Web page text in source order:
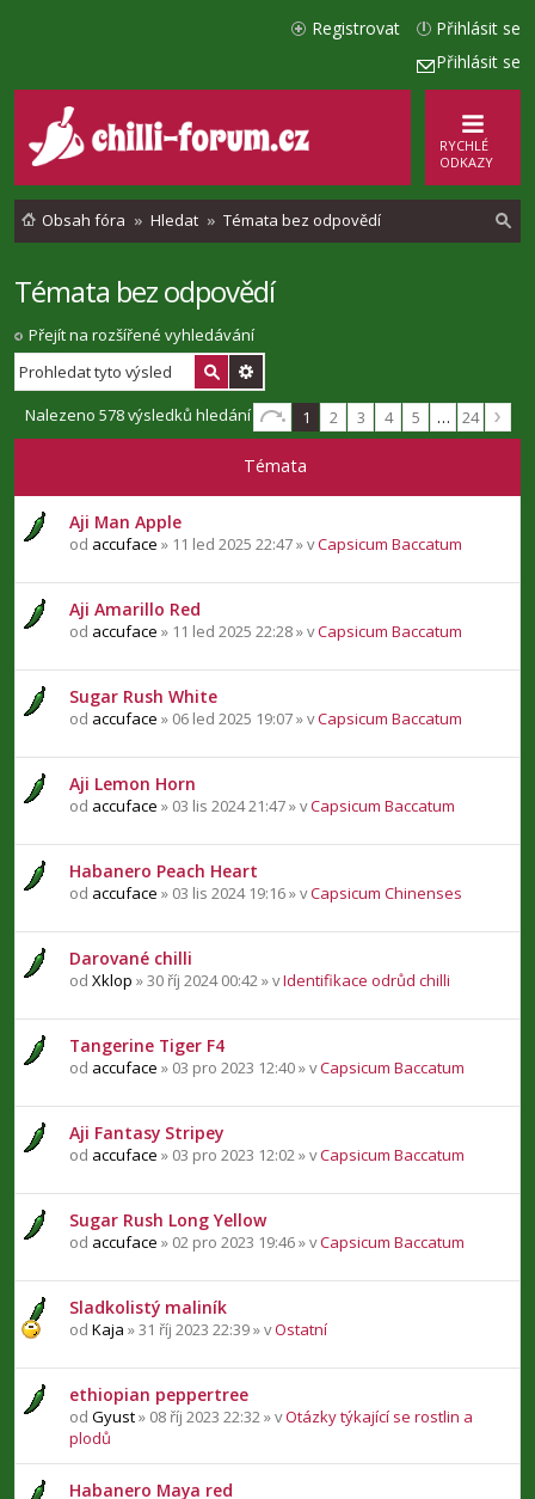
Přihlásit se
Přihlásit se
Registrovat
RYCHLÉ
ODKAZY
Obsah fóra Hledat Témata bez odpovědí
Témata bez odpovědí
Přejít na rozšířené vyhledávání
Nalezeno 578 výsledků hledání 1 2 3 4 5 … 24
Témata
Aji Man Apple
od accuface » 11 led 2025 22:47 » vCapsicum Baccatum
Aji Amarillo Red
od accuface » 11 led 2025 22:28 » vCapsicum Baccatum
Sugar Rush White
od accuface » 06 led 2025 19:07 » vCapsicum Baccatum
Aji Lemon Horn
od accuface » 03 lis 2024 21:47 » vCapsicum Baccatum
Habanero Peach Heart
od accuface » 03 lis 2024 19:16 » vCapsicum Chinenses
Darované chilli
od Xklop » 30 říj 2024 00:42 » vIdentifikace odrůd chilli
Tangerine Tiger F4
od accuface » 03 pro 2023 12:40 » vCapsicum Baccatum
Aji Fantasy Stripey
od accuface » 03 pro 2023 12:02 » vCapsicum Baccatum
Sugar Rush Long Yellow
od accuface » 02 pro 2023 19:46 » vCapsicum Baccatum
Sladkolistý maliník
od Kaja » 31 říj 2023 22:39 » vOstatní
ethiopian peppertree
od Gyust» 08 říj 2023 22:32 » vOtázky týkající se rostlin a
plodů
Habanero Maya red